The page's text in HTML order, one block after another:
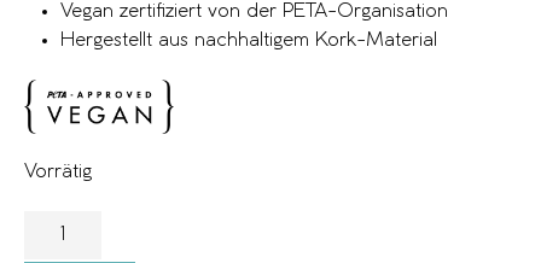
Vegan zertifiziert von der PETA-Organisation
Hergestellt aus nachhaltigem Kork-Material
Vorrätig